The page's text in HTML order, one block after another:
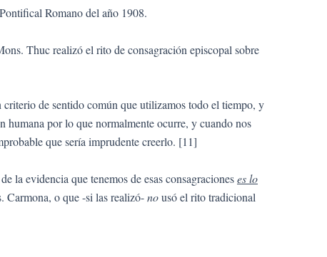
Romano del año 1908.
Thuc realizó el rito de consagración episcopal sobre
criterio de sentido común que utilizamos todo el tiempo, y
humana por lo que normalmente ocurre, y cuando nos
que sería imprudente creerlo. [11]
de la evidencia que tenemos de esas consagracioneses lo
Carmona, o que -si las realizó-nousó el rito tradicional